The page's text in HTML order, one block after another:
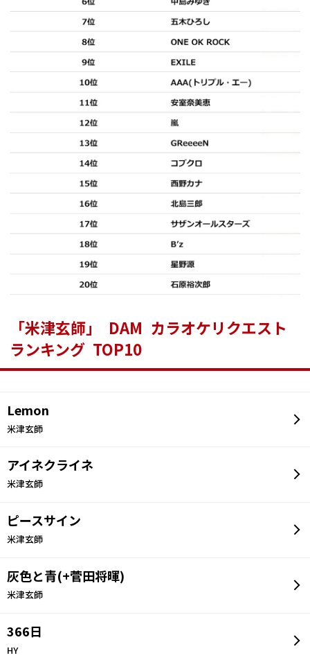
「米津玄師」 DAM カラオケリクエスト
ランキング TOP10
Lemon
米津玄師
アイネクライネ
米津玄師
ピースサイン
米津玄師
灰色と青(+菅田将暉)
米津玄師
366日
HY